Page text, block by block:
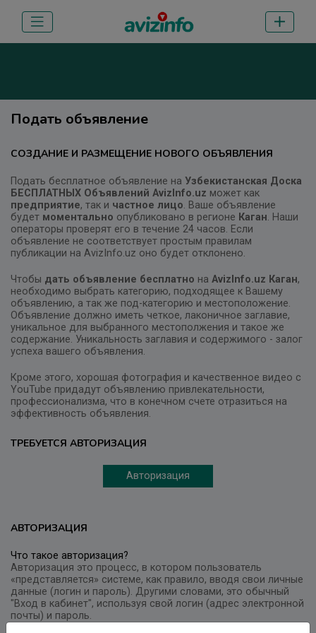
Подать объявление
СОЗДАНИЕ И РАЗМЕЩЕНИЕ НОВОГО ОБЪЯВЛЕНИЯ
Подать бесплатное объявление на Узбекистанская Доска
БЕСПЛАТНЫХ Объявлений AvizInfo.uz может как
предприятие, так и частное лицо. Ваше объявление
будет моментально опубликовано в регионе Каган. Наши
операторы проверят его в течение 24 часов. Если
объявление не соответствует простым правилам
публикации на AvizInfo.uz оно будет отклонено.
Чтобы дать объявление бесплатно на AvizInfo.uz Каган,
необходимо выбрать категорию, подходящее к Вашему
объявлению, а так же под-категорию и местоположение.
Объявление должно иметь четкое, лаконичное заглавие,
уникальное для выбранного местополжения и такое же
содержание. Уникальность заглавия и содержимого - залог
успеха вашего объявления.
Кроме этого, хорошая фотография и качественное видео с
YouTube придадут объявлению привлекательности,
профессионализма, что в конечном счете отразиться на
эффективность объявления.
ТРЕБУЕТСЯ АВТОРИЗАЦИЯ
Авторизация
АВТОРИЗАЦИЯ
Что такое авторизация?
Авторизация это процесс, в котором пользователь
«представляется» системе, как правило, вводя свои личные
данные (логин и пароль). Другими словами, это обычный
"Вход в кабинет", используя свой логин (адрес электронной
почты) и пароль.